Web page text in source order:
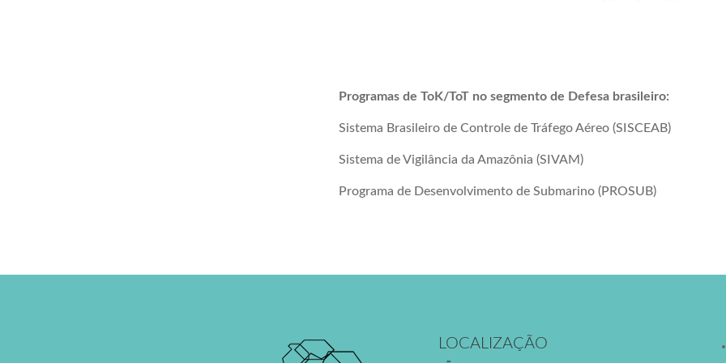
Programas de ToK/ToT no segmento de Defesa brasileiro:
Sistema Brasileiro de Controle de Tráfego Aéreo (SISCEAB)
Sistema de Vigilância da Amazônia (SIVAM)
Programa de Desenvolvimento de Submarino (PROSUB)
LOCALIZAÇÃO